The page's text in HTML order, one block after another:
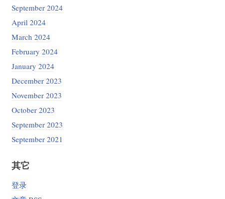
September 2024
April 2024
March 2024
February 2024
January 2024
December 2023
November 2023
October 2023
September 2023
September 2021
其它
登录